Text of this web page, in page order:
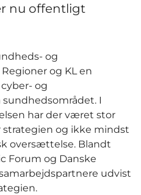
nu offentligt
og
og KL en
og
I
har der været stor
og ikke mindst
oversættelse. Blandt
Forum og Danske
udvist